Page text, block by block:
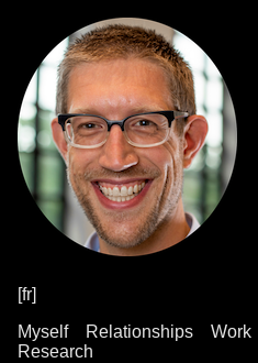
[fr]
Myself
Relationships Work
Research